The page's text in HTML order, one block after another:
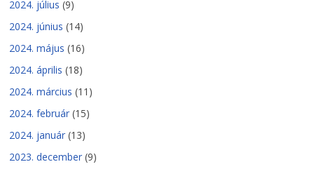
2024. július (9)
2024. június (14)
2024. május (16)
2024. április (18)
2024. március (11)
2024. február (15)
2024. január (13)
2023. december (9)